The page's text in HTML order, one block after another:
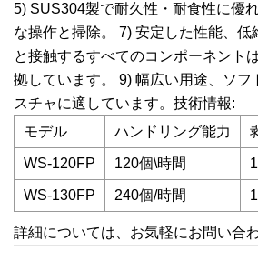
5) SUS304製で耐久性・耐食性に優
な操作と掃除。 7) 安定した性能、低
と接触するすべてのコンポーネント
拠しています。 9) 幅広い用途、ソフ
スチャに適しています。技術情報:
モデル
ハンドリング能力
WS-120FP 120個\時間
WS-130FP 240個/時間
詳細については、お気軽にお問い合